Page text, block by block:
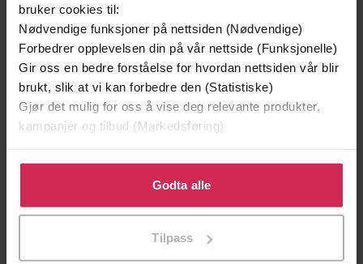
bruker cookies til:
Nødvendige funksjoner på nettsiden (Nødvendige)
Forbedrer opplevelsen din på vår nettside (Funksjonelle)
Gir oss en bedre forståelse for hvordan nettsiden vår blir
brukt, slik at vi kan forbedre den (Statistiske)
Gjør det mulig for oss å vise deg relevante produkter,
kampanjer og tilbud (Markedsføring)
Klikk på «Godta alle» for å gi oss ditt samtykke til å
bruke cookies for alle disse formålene. Du kan også
tilpasse ditt samtykke til spesifikke formål ved å klikke
Godta alle
Tilpass
Premium